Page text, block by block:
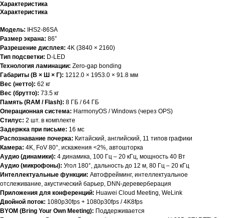
Характеристика
Характеристика
Модель: IHS2-86SA
Размер экрана: 86”
Разрешение дисплея: 4K (3840 × 2160)
Тип подсветки: D-LED
Технология ламинации: Zero-gap bonding
Габариты (В × Ш × Г): 1212.0 × 1953.0 × 91.8 мм
Вес (нетто): 62 кг
Вес (брутто): 73.5 кг
Память (RAM / Flash): 8 ГБ / 64 ГБ
Операционная система: HarmonyOS / Windows (через OPS)
Стилус: 2 шт. в комплекте
Задержка при письме: 16 мс
Распознавание почерка: Китайский, английский, 11 типов графики
Камера: 4K, FoV 80°, искажения <2%, автошторка
Аудио (динамики): 4 динамика, 100 Гц – 20 кГц, мощность 40 Вт
Аудио (микрофоны): Угол 180°, дальность до 12 м, 80 Гц – 20 кГц
Интеллектуальные функции: Автофрейминг, интеллектуальное
отслеживание, акустический барьер, DNN-дереверберация
Приложения для конференций: Huawei Cloud Meeting, WeLink
Двойной поток: 1080p30fps + 1080p30fps / 4K8fps
BYOM (Bring Your Own Meeting): Поддерживается